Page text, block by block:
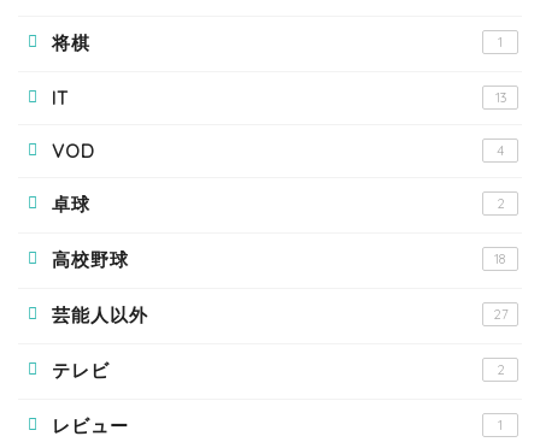
将棋 1
IT 13
VOD 4
卓球 2
高校野球 18
芸能人以外 27
テレビ 2
レビュー 1